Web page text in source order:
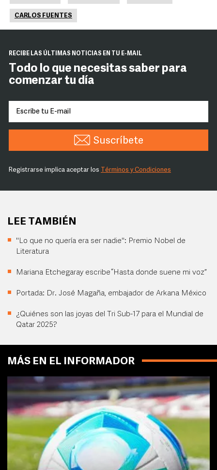
CARLOS FUENTES
RECIBE LAS ÚLTIMAS NOTICIAS EN TU E-MAIL
Todo lo que necesitas saber para
comenzar tu día
Suscríbete
Registrarse implica aceptar los Términos y Condiciones
LEE TAMBIÉN
"Lo que no quería era ser nadie": Premio Nobel de
Literatura
Mariana Etchegaray escribe “Hasta donde suene mi voz”
Portada: Dr. José Magaña, embajador de Arkana México
¿Quiénes son las joyas del Tri Sub-17 para el Mundial de
Qatar 2025?
MÁS EN EL INFORMADOR